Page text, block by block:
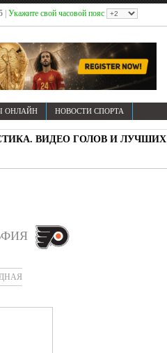
Укажите свой часовой пояс
ОНЛАЙН НОВОСТИ СПОРТА
ВИДЕО ГОЛОВ И ЛУЧШИХ